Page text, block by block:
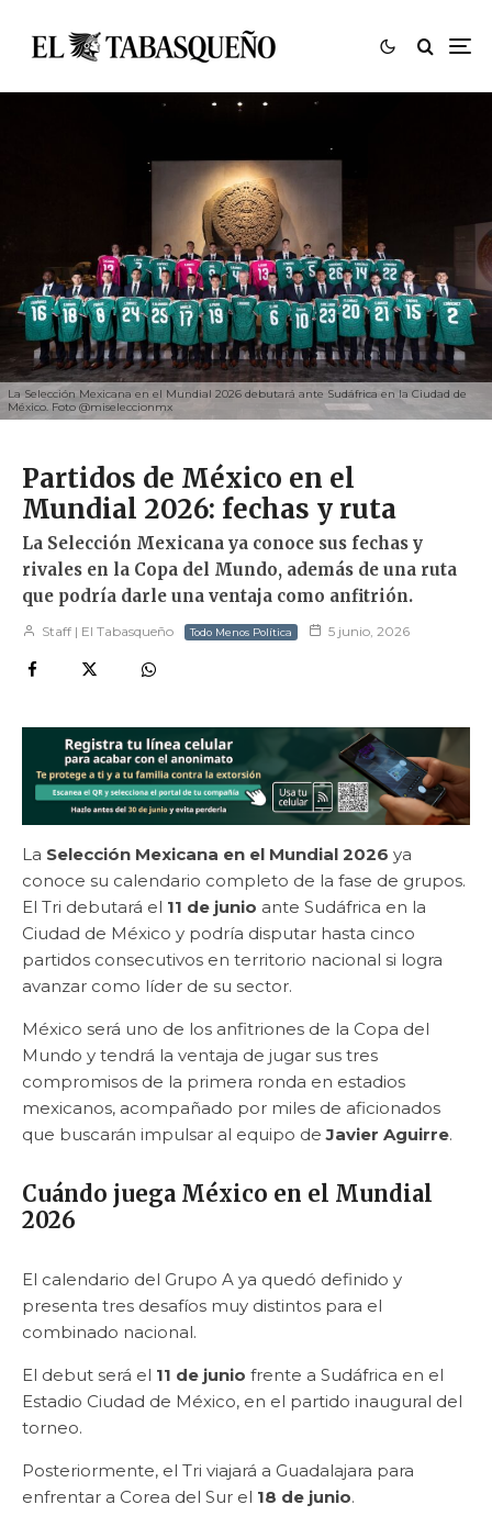
La Selección Mexicana en el Mundial 2026 debutará ante Sudáfrica en la Ciudad de
México. Foto @miseleccionmx
Partidos de México en el
Mundial 2026: fechas y ruta
La Selección Mexicana ya conoce sus fechas y
rivales en la Copa del Mundo, además de una ruta
que podría darle una ventaja como anfitrión.
Staff | El Tabasqueño Todo Menos Política 5 junio, 2026
La Selección Mexicana en el Mundial 2026 ya
conoce su calendario completo de la fase de grupos.
El Tri debutará el 11 de junio ante Sudáfrica en la
Ciudad de México y podría disputar hasta cinco
partidos consecutivos en territorio nacional si logra
avanzar como líder de su sector.
México será uno de los anfitriones de la Copa del
Mundo y tendrá la ventaja de jugar sus tres
compromisos de la primera ronda en estadios
mexicanos, acompañado por miles de aficionados
que buscarán impulsar al equipo deJavier Aguirre.
Cuándo juega México en el Mundial
2026
El calendario del Grupo A ya quedó definido y
presenta tres desafíos muy distintos para el
combinado nacional.
El debut será el 11 de junio frente a Sudáfrica en el
Estadio Ciudad de México, en el partido inaugural del
torneo.
Posteriormente, el Tri viajará a Guadalajara para
enfrentar a Corea del Sur el 18 de junio.